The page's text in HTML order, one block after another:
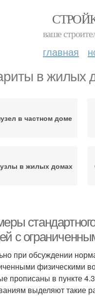
ваше
главная
в жилых
в частном доме
в жилых домах
с
при обсуждении
физическими
прописаны в пункте
выделяют такие